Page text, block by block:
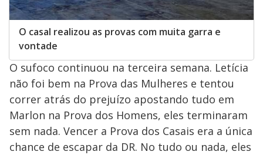
O casal realizou as provas com muita garra e
vontade
O sufoco continuou na terceira semana. Letícia
não foi bem na Prova das Mulheres e tentou
correr atrás do prejuízo apostando tudo em
Marlon na Prova dos Homens, eles terminaram
sem nada. Vencer a Prova dos Casais era a única
chance de escapar da DR. No tudo ou nada, eles